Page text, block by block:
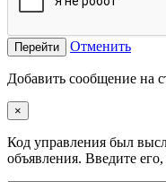
Перейти Отменить
Добавить сообщение на
×
Код управления был
объявления. Введите